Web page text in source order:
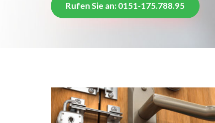
Rufen Sie an: 0151-175.788.95